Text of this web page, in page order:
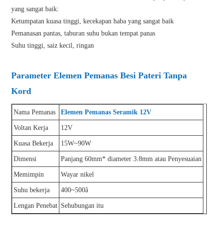
yang sangat baik:
Ketumpatan kuasa tinggi, kecekapan haba yang sangat baik
Pemanasan pantas, taburan suhu bukan tempat panas
Suhu tinggi, saiz kecil, ringan
Parameter Elemen Pemanas Besi Pateri Tanpa
Kord
Nama Pemanas Elemen Pemanas Seramik 12V
Voltan Kerja 12V
Kuasa Bekerja 15W~90W
Dimensi Panjang 60mm* diameter 3.8mm atau Penyesuaian
Memimpin Wayar nikel
Suhu bekerja 400~500â
Lengan Penebat Sehubungan itu